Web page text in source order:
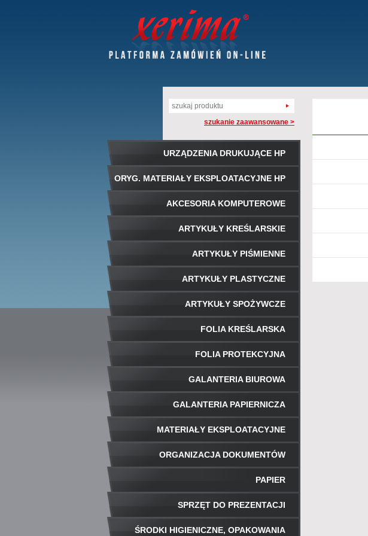
szukanie zaawansowane >
URZĄDZENIA DRUKUJĄCE HP
ORYG. MATERIAŁY EKSPLOATACYJNE HP
AKCESORIA KOMPUTEROWE
ARTYKUŁY KREŚLARSKIE
ARTYKUŁY PIŚMIENNE
ARTYKUŁY PLASTYCZNE
ARTYKUŁY SPOŻYWCZE
FOLIA KREŚLARSKA
FOLIA PROTEKCYJNA
GALANTERIA BIUROWA
GALANTERIA PAPIERNICZA
MATERIAŁY EKSPLOATACYJNE
ORGANIZACJA DOKUMENTÓW
PAPIER
SPRZĘT DO PREZENTACJI
ŚRODKI HIGIENICZNE, OPAKOWANIA